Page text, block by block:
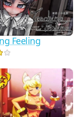
Feeling